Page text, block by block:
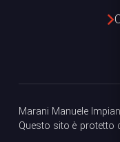
Marani Manuele
Questo sito è protetto